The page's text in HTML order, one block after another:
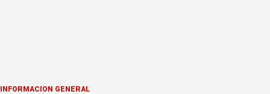
INFORMACION GENERAL